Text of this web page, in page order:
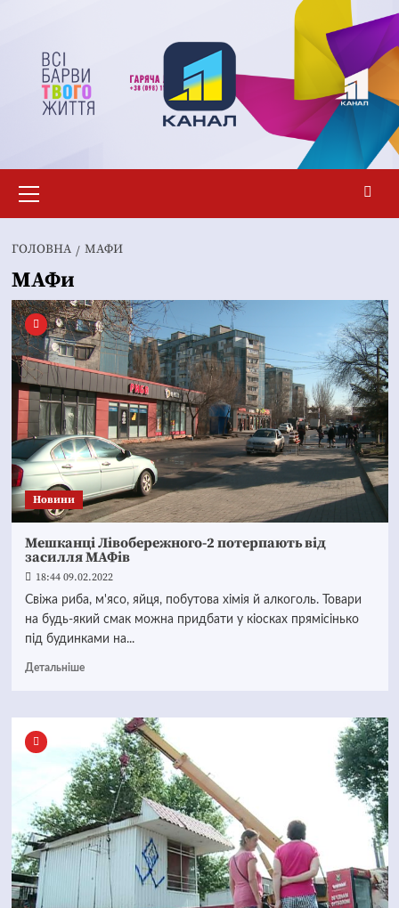
вмісту
меню
ГОЛОВНА МАФИ
МАФи
Новини
Мешканці Лівобережного-2 потерпають від
засилля МАФів
18:44 09.02.2022
Свіжа риба, м'ясо, яйця, побутова хімія й алкоголь. Товари
на будь-який смак можна придбати у кіосках прямісінько
під будинками на...
Детальніше